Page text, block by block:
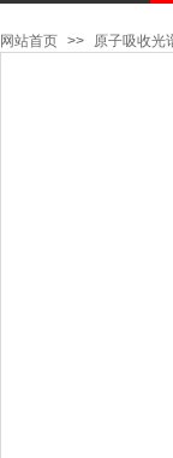
网站首页 >> 原子吸收光